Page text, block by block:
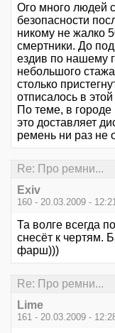
Ого много людей
безопасности
никому не жалко
смертники. До
ездив по нашему
небольшого
столько
отписалось в
По теме, в
это доставляет
ремень ни раз не
Re: Про ремни...
Exiv
160 - 20.03.2009 - 12:21
Та волге всегда
снесёт к чертям.
фарш)))
Re: Про ремни...
Lime
161 - 20.03.2009 -